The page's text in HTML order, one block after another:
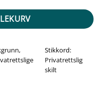
,
Stikkord:
Privatrettslig
skilt